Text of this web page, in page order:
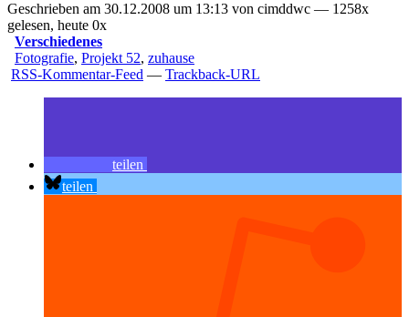
Geschrieben am 30.12.2008 um 13:13 von cimddwc — 1258x
gelesen, heute 0x
Verschiedenes
Fotografie, Projekt 52, zuhause
RSS-Kommentar-Feed — Trackback-URL
teilen
teilen